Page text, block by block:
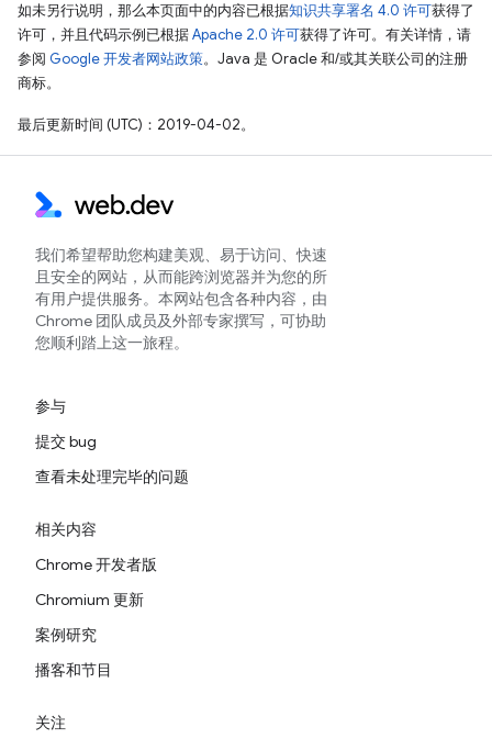
如未另行说明，那么本页面中的内容已根据知识共享署名 4.0 许可获得了
许可，并且代码示例已根据Apache 2.0 许可获得了许可。有关详情，请
参阅 Google 开发者网站政策。Java 是 Oracle 和/或其关联公司的注册
商标。
最后更新时间 (UTC)：2019-04-02。
我们希望帮助您构建美观、易于访问、快速
且安全的网站，从而能跨浏览器并为您的所
有用户提供服务。本网站包含各种内容，由
Chrome 团队成员及外部专家撰写，可协助
您顺利踏上这一旅程。
参与
提交 bug
查看未处理完毕的问题
相关内容
Chrome 开发者版
Chromium 更新
案例研究
播客和节目
关注